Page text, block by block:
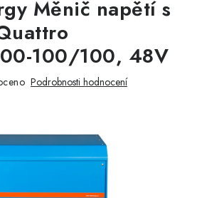
CHATY
KARAVANY
Měnič napětí s
100/100, 48V
Podrobnosti hodnocení